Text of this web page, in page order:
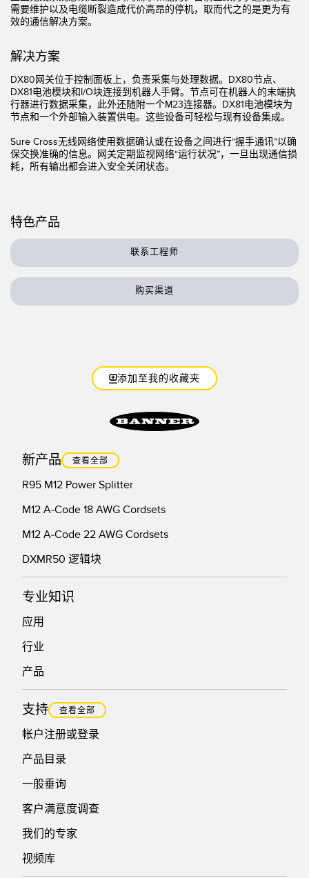
色标、颜色和荧光传感器
拾取指示灯传感器
温度传感器
检测阵列和宽光束传感器
无线状态监测传感器
附件
技术
带 IO-Link 的传感器
相关链接
冲洗
IO-Link
需要维护以及电缆断裂造成代价高昂的停机，取而代之的是更为有
效的通信解决方案。
解决方案
DX80网关位于控制面板上，负责采集与处理数据。DX80节点、
DX81电池模块和I/O块连接到机器人手臂。节点可在机器人的末端执
行器进行数据采集，此外还随附一个M23连接器。DX81电池模块为
节点和一个外部输入装置供电。这些设备可轻松与现有设备集成。
Sure Cross无线网络使用数据确认或在设备之间进行“握手通讯”以确
保交换准确的信息。网关定期监视网络“运行状况”，一旦出现通信损
耗，所有输出都会进入安全关闭状态。
特色产品
联系工程师
购买渠道
添加至我的收藏夹
新产品 查看全部
R95 M12 Power Splitter
M12 A-Code 18 AWG Cordsets
M12 A-Code 22 AWG Cordsets
DXMR50 逻辑块
专业知识
应用
行业
产品
支持 查看全部
帐户注册或登录
产品目录
一般垂询
客户满意度调查
我们的专家
视频库